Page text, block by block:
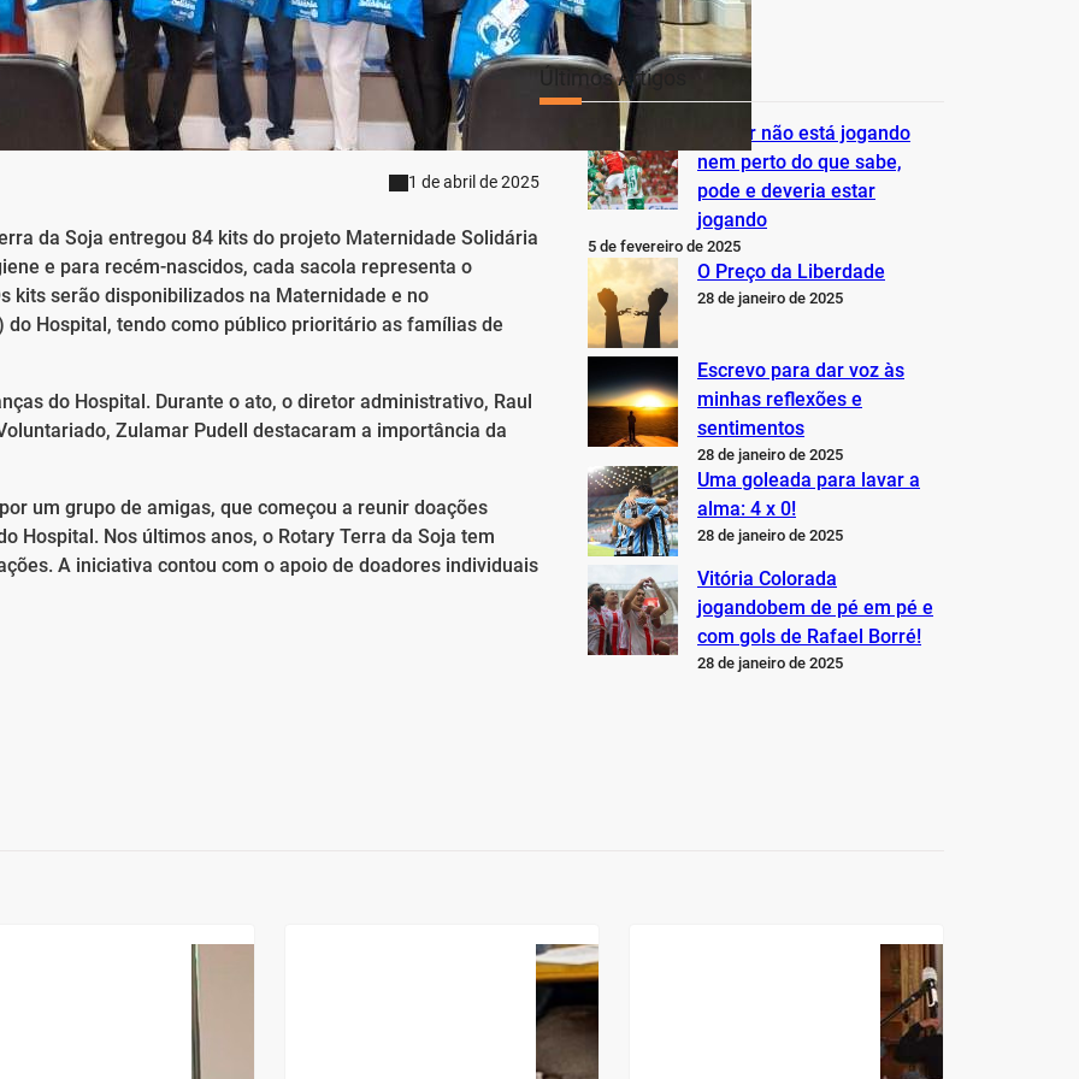
1 de abril de 2025
da Soja entregou 84 kits do projeto Maternidade Solidária
e para recém-nascidos, cada sacola representa o
kits serão disponibilizados na Maternidade e no
do Hospital, tendo como público prioritário as famílias de
do Hospital. Durante o ato, o diretor administrativo, Raul
Zulamar Pudell destacaram a importância da
um grupo de amigas, que começou a reunir doações
Hospital. Nos últimos anos, o Rotary Terra da Soja tem
A iniciativa contou com o apoio de doadores individuais
Últimos Artigos
O Inter não está jogando
nem perto do que sabe,
pode e deveria estar
jogando
5 de fevereiro de 2025
O Preço da Liberdade
28 de janeiro de 2025
Escrevo para dar voz às
minhas reflexões e
sentimentos
28 de janeiro de 2025
Uma goleada para lavar a
alma: 4 x 0!
28 de janeiro de 2025
Vitória Colorada
jogandobem de pé em pé e
com gols de Rafael Borré!
28 de janeiro de 2025